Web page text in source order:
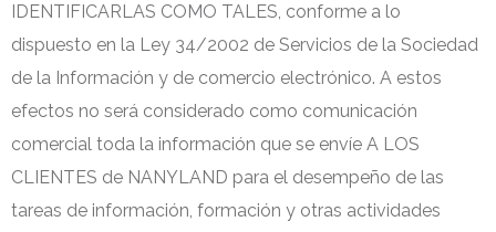
IDENTIFICARLAS COMO TALES, conforme a lo
dispuesto en la Ley 34/2002 de Servicios de la Sociedad
de la Información y de comercio electrónico. A estos
efectos no será considerado como comunicación
comercial toda la información que se envíe A LOS
CLIENTES de NANYLAND para el desempeño de las
tareas de información, formación y otras actividades